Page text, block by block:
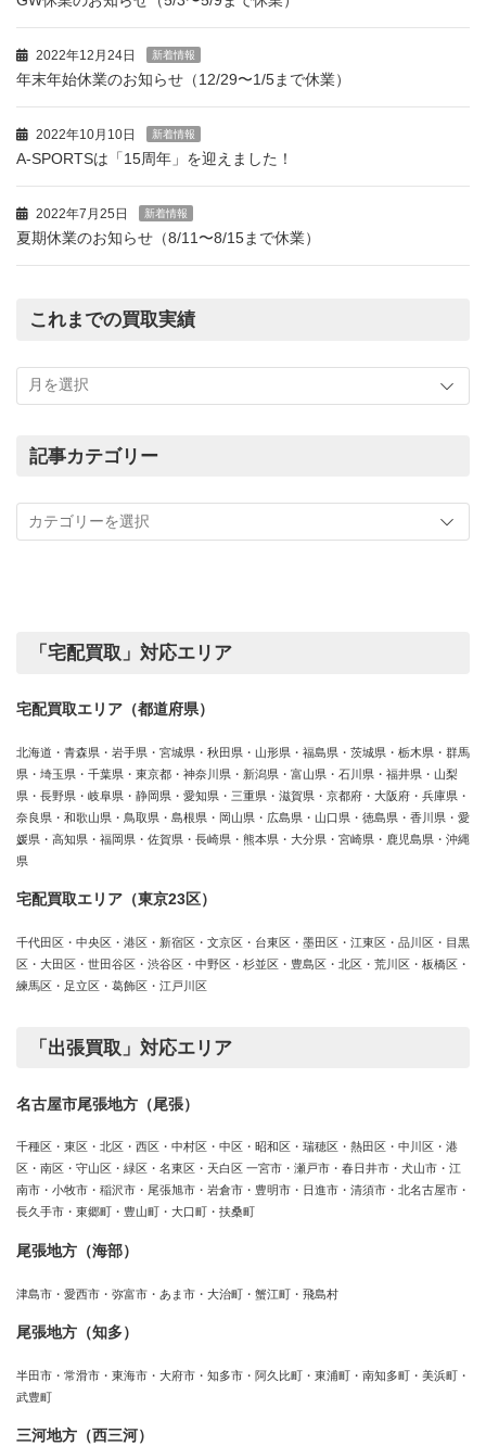
2022年12月24日 新着情報
年末年始休業のお知らせ（12/29〜1/5まで休業）
2022年10月10日 新着情報
A-SPORTSは「15周年」を迎えました！
2022年7月25日 新着情報
夏期休業のお知らせ（8/11〜8/15まで休業）
これまでの買取実績
ま
の
績
記事カテゴリー
カ
「宅配買取」対応エリア
宅配買取エリア（都道府県）
北海道・青森県・岩手県・宮城県・秋田県・山形県・福島県・茨城県・栃木県・群馬
県・埼玉県・千葉県・東京都・神奈川県・新潟県・富山県・石川県・福井県・山梨
県・長野県・岐阜県・静岡県・愛知県・三重県・滋賀県・京都府・大阪府・兵庫県・
奈良県・和歌山県・鳥取県・島根県・岡山県・広島県・山口県・徳島県・香川県・愛
媛県・高知県・福岡県・佐賀県・長崎県・熊本県・大分県・宮崎県・鹿児島県・沖縄
県
宅配買取エリア（東京23区）
千代田区・中央区・港区・新宿区・文京区・台東区・墨田区・江東区・品川区・目黒
区・大田区・世田谷区・渋谷区・中野区・杉並区・豊島区・北区・荒川区・板橋区・
練馬区・足立区・葛飾区・江戸川区
「出張買取」対応エリア
名古屋市尾張地方（尾張）
千種区・東区・北区・西区・中村区・中区・昭和区・瑞穂区・熱田区・中川区・港
区・南区・守山区・緑区・名東区・天白区 一宮市・瀬戸市・春日井市・犬山市・江
南市・小牧市・稲沢市・尾張旭市・岩倉市・豊明市・日進市・清須市・北名古屋市・
長久手市・東郷町・豊山町・大口町・扶桑町
尾張地方（海部）
津島市・愛西市・弥富市・あま市・大治町・蟹江町・飛島村
尾張地方（知多）
半田市・常滑市・東海市・大府市・知多市・阿久比町・東浦町・南知多町・美浜町・
武豊町
三河地方（西三河）